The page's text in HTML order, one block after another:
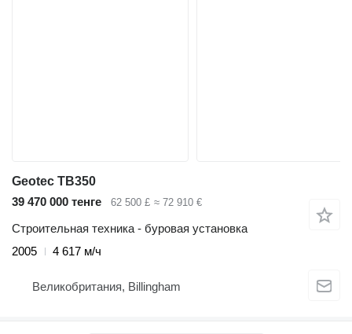
Geotec TB350
39 470 000 тенге
62 500 £ ≈ 72 910 €
Строительная техника - буровая установка
2005
4 617 м/ч
Великобритания, Billingham